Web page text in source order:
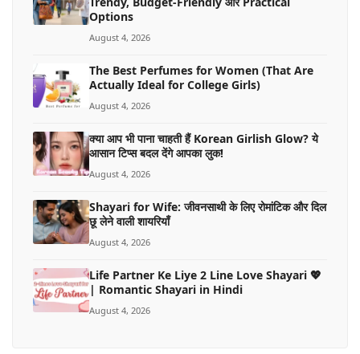
Options
August 4, 2026
The Best Perfumes for Women (That Are
Actually Ideal for College Girls)
August 4, 2026
क्या आप भी पाना चाहती हैं Korean Girlish Glow? ये
आसान टिप्स बदल देंगे आपका लुक!
August 4, 2026
Shayari for Wife: जीवनसाथी के लिए रोमांटिक और दिल
छू लेने वाली शायरियाँ
August 4, 2026
Life Partner Ke Liye 2 Line Love Shayari 💖
| Romantic Shayari in Hindi
August 4, 2026